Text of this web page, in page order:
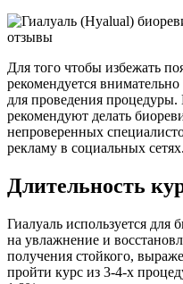
Для того чтобы избежать
рекомендуется
для проведения процедуры.
рекомендуют делать
непроверенных
рекламу в социальных сетях.
Длительность
Гиалуаль используется для
на увлажнение и
получения стойкого,
пройти курс из 3-4-х